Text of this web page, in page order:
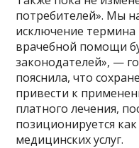
потребителей». Мы
исключение термина
врачебной помощи
законодателей», —
пояснила, что
привести к
платного лечения,
позиционируется
медицинских услуг.